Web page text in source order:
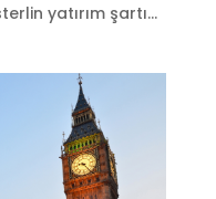
yatırım şartı...